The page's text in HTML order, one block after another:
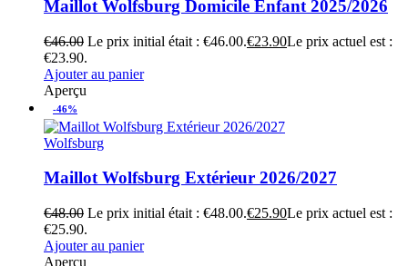
Maillot Wolfsburg Domicile Enfant 2025/2026
€46.00 Le prix initial était : €46.00.€23.90Le prix actuel est :
€23.90.
Ajouter au panier
Aperçu
-46%
Wolfsburg
Maillot Wolfsburg Extérieur 2026/2027
€48.00 Le prix initial était : €48.00.€25.90Le prix actuel est :
€25.90.
Ajouter au panier
Aperçu